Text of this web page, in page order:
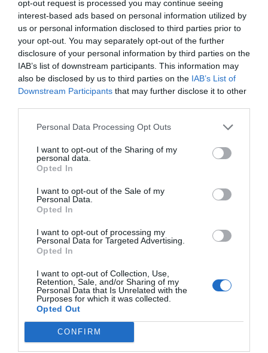
opt-out request is processed you may continue seeing
interest-based ads based on personal information utilized by
us or personal information disclosed to third parties prior to
your opt-out. You may separately opt-out of the further
disclosure of your personal information by third parties on the
IAB’s list of downstream participants. This information may
also be disclosed by us to third parties on the IAB’s List of
Downstream Participants that may further disclose it to other
Personal Data Processing Opt Outs
I want to opt-out of the Sharing of my
personal data.
Opted In
I want to opt-out of the Sale of my
Personal Data.
Opted In
I want to opt-out of processing my
Personal Data for Targeted Advertising.
Opted In
I want to opt-out of Collection, Use,
Retention, Sale, and/or Sharing of my
Personal Data that Is Unrelated with the
Purposes for which it was collected.
Opted Out
CONFIRM